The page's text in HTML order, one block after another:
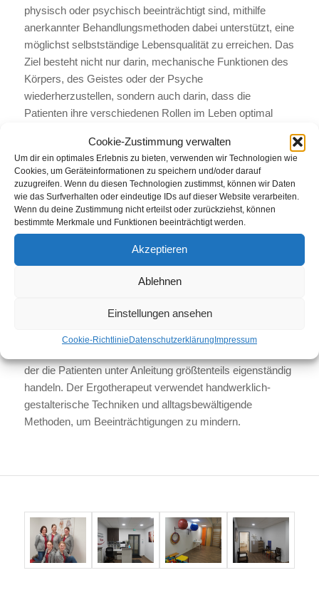
Cookie-Zustimmung verwalten
Um dir ein optimales Erlebnis zu bieten, verwenden wir Technologien wie
Cookies, um Geräteinformationen zu speichern und/oder darauf
zuzugreifen. Wenn du diesen Technologien zustimmst, können wir Daten
wie das Surfverhalten oder eindeutige IDs auf dieser Website verarbeiten.
Wenn du deine Zustimmung nicht erteilst oder zurückziehst, können
bestimmte Merkmale und Funktionen beeinträchtigt werden.
Akzeptieren
Ablehnen
Einstellungen ansehen
Cookie-RichtlinieDatenschutzerklärungImpressum
physisch oder psychisch beeinträchtigt sind, mithilfe
anerkannter Behandlungsmethoden dabei unterstützt, eine
möglichst selbstständige Lebensqualität zu erreichen. Das
Ziel besteht nicht nur darin, mechanische Funktionen des
Körpers, des Geistes oder der Psyche
wiederherzustellen, sondern auch darin, dass die
Patienten ihre verschiedenen Rollen im Leben optimal
Selbstständigkeit und Unabhängigkeit im Alltags- und/oder
Berufsleben.
Im Gegensatz zur Krankengymnastik erhalten die
Patienten in der Ergotherapie gezielte individuelle
Bewegungsanleitungen, die auf handwerklich-kreativer
dem Alter angepasst sind. Diese Anleitungen helfen dabei,
motorische, sensorische und wahrnehmungsbezogene
neben der Krankengymnastik und der Logopädie zu den
der die Patienten unter Anleitung größtenteils eigenständig
handeln. Der Ergotherapeut verwendet handwerklich-
gestalterische Techniken und alltagsbewältigende
Methoden, um Beeinträchtigungen zu mindern.